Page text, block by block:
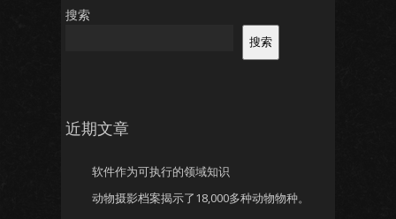
搜索
搜索
近期文章
软件作为可执行的领域知识
动物摄影档案揭示了18,000多种动物物种。